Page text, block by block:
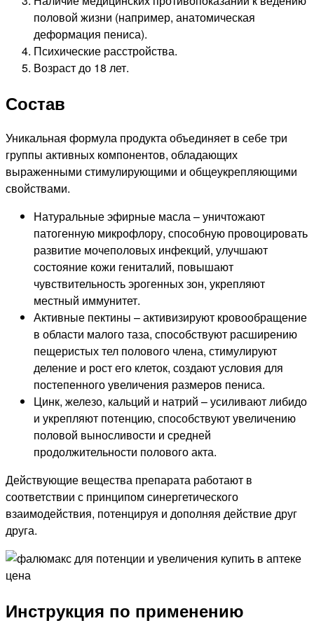
половой жизни (например, анатомическая
деформация пениса).
Психические расстройства.
Возраст до 18 лет.
Состав
Уникальная формула продукта объединяет в себе три
группы активных компонентов, обладающих
выраженными стимулирующими и общеукрепляющими
свойствами.
Натуральные эфирные масла – уничтожают
патогенную микрофлору, способную провоцировать
развитие мочеполовых инфекций, улучшают
состояние кожи гениталий, повышают
чувствительность эрогенных зон, укрепляют
местный иммунитет.
Активные пектины – активизируют кровообращение
в области малого таза, способствуют расширению
пещеристых тел полового члена, стимулируют
деление и рост его клеток, создают условия для
постепенного увеличения размеров пениса.
Цинк, железо, кальций и натрий – усиливают либидо
и укрепляют потенцию, способствуют увеличению
половой выносливости и средней
продолжительности полового акта.
Действующие вещества препарата работают в
соответствии с принципом синергетического
взаимодействия, потенцируя и дополняя действие друг
друга.
Инструкция по применению